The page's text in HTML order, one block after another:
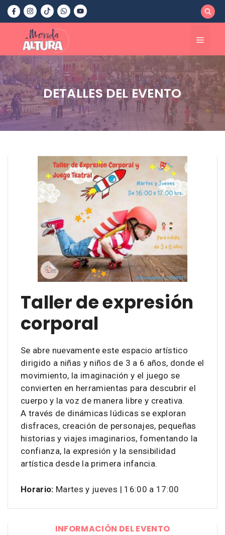
Saltar
contenido
Menú
DETALLES DEL EVENTO
Taller de expresión
corporal
Se abre nuevamente este espacio artístico
dirigido a niñas y niños de 3 a 6 años, donde el
movimiento, la imaginación y el juego se
convierten en herramientas para descubrir el
cuerpo y la voz de manera libre y creativa.
A través de dinámicas lúdicas se exploran
disfraces, creación de personajes, pequeñas
historias y viajes imaginarios, fomentando la
confianza, la expresión y la sensibilidad
artística desde la primera infancia.
Horario: Martes y jueves | 16:00 a 17:00
INFORMACIÓN DEL EVENTO